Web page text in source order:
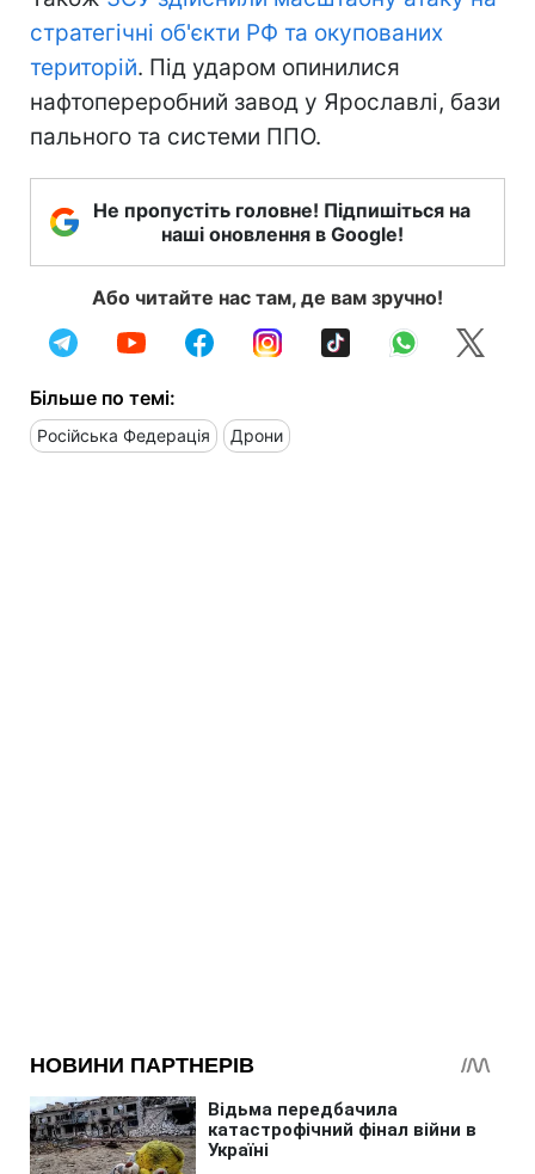
стратегічні об'єкти РФ та окупованих
територій. Під ударом опинилися
нафтопереробний завод у Ярославлі, бази
пального та системи ППО.
Не пропустіть головне! Підпишіться на
наші оновлення в Google!
Або читайте нас там, де вам зручно!
Більше по темі:
Російська Федерація Дрони